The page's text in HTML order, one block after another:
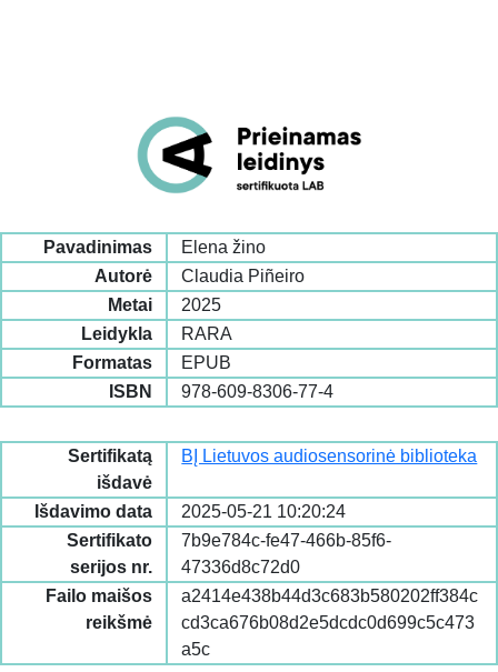
Pavadinimas
Elena žino
Autorė
Claudia Piñeiro
Metai
2025
Leidykla
RARA
Formatas
EPUB
ISBN
978-609-8306-77-4
Sertifikatą
išdavė
BĮ Lietuvos audiosensorinė biblioteka
Išdavimo data
2025-05-21 10:20:24
Sertifikato
serijos nr.
7b9e784c-fe47-466b-85f6-
47336d8c72d0
Failo maišos
reikšmė
a2414e438b44d3c683b580202ff384c
cd3ca676b08d2e5dcdc0d699c5c473
a5c